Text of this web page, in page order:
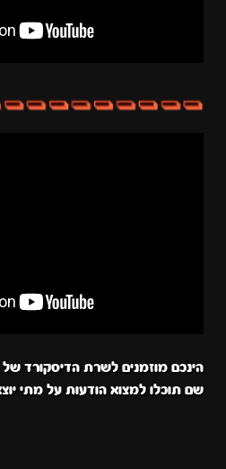
הינכם מוזמנים לשרת הדיסקורד
שם תוכלו למצוא הודעות על מתי